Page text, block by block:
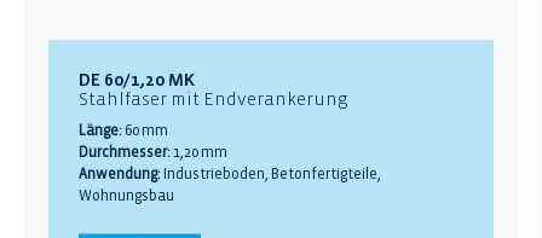
DE 60/1,20 MK
Stahlfaser mit Endverankerung
Länge: 60 mm
Durchmesser:1,20 mm
Anwendung: Industrieboden, Betonfertigteile,
Wohnungsbau